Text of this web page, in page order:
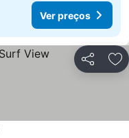
Ver preços
Partilhar